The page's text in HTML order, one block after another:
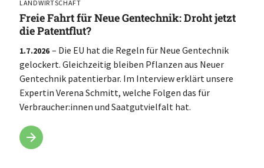
Freie Fahrt für Neue Gentechnik: Droht jetzt
die Patentflut?
LANDWIRTSCHAFT
1.7.2026 – Die EU hat die Regeln für Neue Gentechnik
gelockert. Gleichzeitig bleiben Pflanzen aus Neuer
Gentechnik patentierbar. Im Interview erklärt unsere
Expertin Verena Schmitt, welche Folgen das für
Verbraucher:innen und Saatgutvielfalt hat.